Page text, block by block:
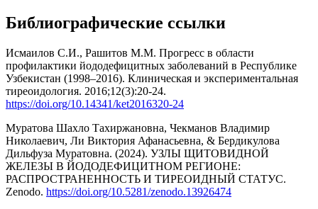
Библиографические ссылки
Исмаилов С.И., Рашитов М.М. Прогресс в области
профилактики йододефицитных заболеваний в Республике
Узбекистан (1998–2016). Клиническая и экспериментальная
тиреоидология. 2016;12(3):20-24.
https://doi.org/10.14341/ket2016320-24
Муратова Шахло Тахиржановна, Чекманов Владимир
Николаевич, Ли Виктория Афанасьевна, & Бердикулова
Дильфуза Муратовна. (2024). УЗЛЫ ЩИТОВИДНОЙ
ЖЕЛЕЗЫ В ЙОДОДЕФИЦИТНОМ РЕГИОНЕ:
РАСПРОСТРАНЕННОСТЬ И ТИРЕОИДНЫЙ СТАТУС.
Zenodo. https://doi.org/10.5281/zenodo.13926474